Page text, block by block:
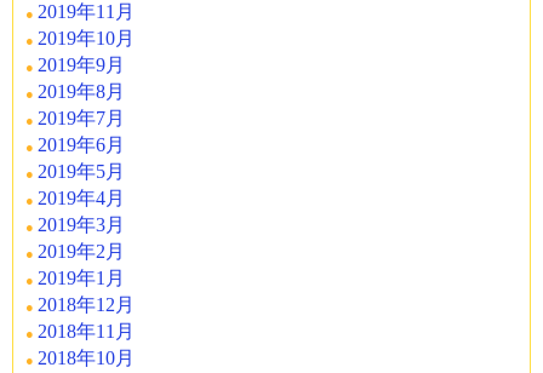
2019年11月
2019年10月
2019年9月
2019年8月
2019年7月
2019年6月
2019年5月
2019年4月
2019年3月
2019年2月
2019年1月
2018年12月
2018年11月
2018年10月